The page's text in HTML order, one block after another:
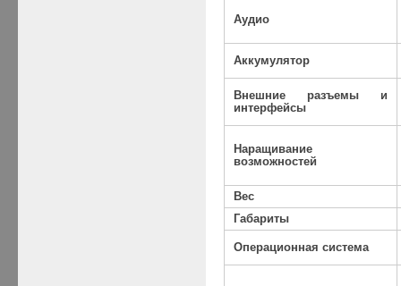
Аудио
Аккумулятор
Внешние разъемы и
интерфейсы
Наращивание
возможностей
Вес
Габариты
Операционная система